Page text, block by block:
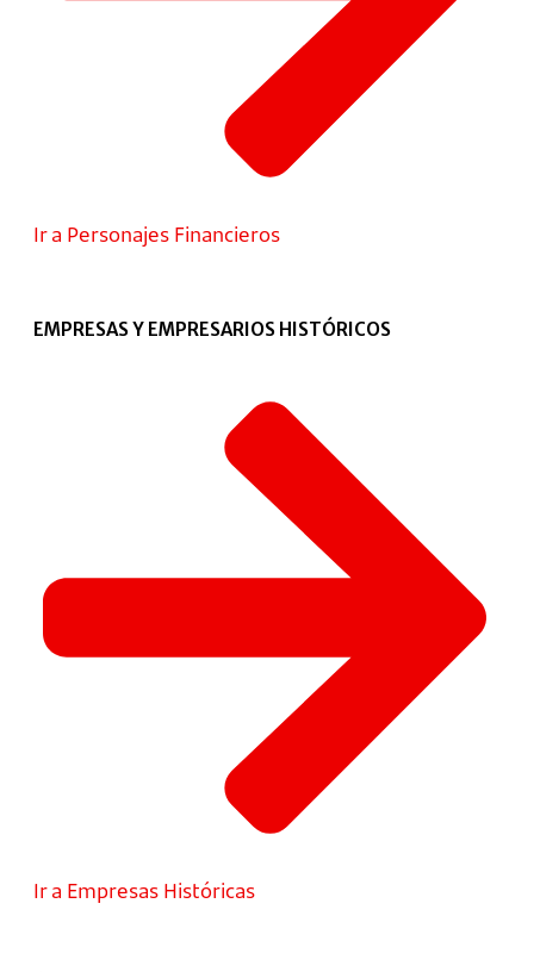
Ir a Personajes Financieros
EMPRESAS Y EMPRESARIOS HISTÓRICOS
Ir a Empresas Históricas